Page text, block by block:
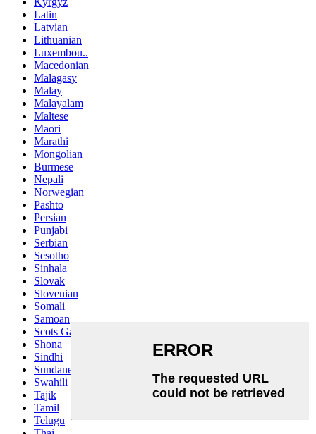
Latin
Latvian
Lithuanian
Luxembou..
Macedonian
Malagasy
Malay
Malayalam
Maltese
Maori
Marathi
Mongolian
Burmese
Nepali
Norwegian
Pashto
Persian
Punjabi
Serbian
Sesotho
Sinhala
Slovak
Slovenian
Somali
Samoan
Scots Gaelic
Shona
Sindhi
Sundanese
Swahili
Tajik
Tamil
Telugu